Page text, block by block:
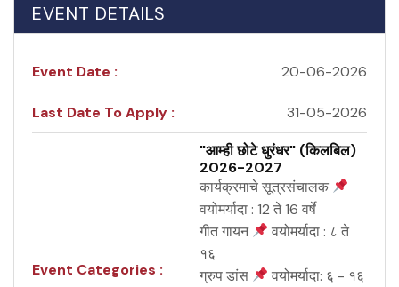
EVENT DETAILS
Event Date : 20-06-2026
Last Date To Apply : 31-05-2026
Event Categories :
"आम्ही छोटे धुरंधर" (किलबिल)
2026-2027
कार्यक्रमाचे सूत्रसंचालक
वयोमर्यादा : 12 ते 16 वर्षे
गीत गायन
वयोमर्यादा : ८ ते
१६
ग्रुप डांस
वयोमर्यादा: ६ - १६